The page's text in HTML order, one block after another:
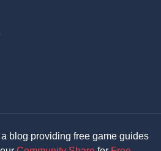
blog providing free game guides